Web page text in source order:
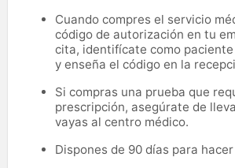
Cuando compres el servicio
código de autorización en tu
cita, identifícate como
y enseña el código en la
Si compras una prueba que
prescripción, asegúrate de
vayas al centro médico.
Dispones de 90 días para